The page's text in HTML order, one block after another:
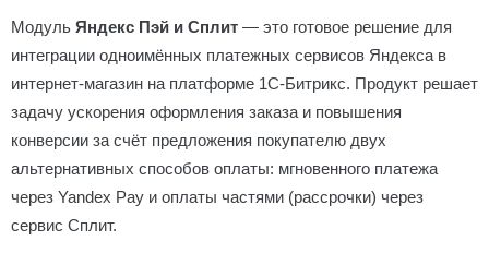
Модуль Яндекс Пэй и Сплит — это готовое решение для
интеграции одноимённых платежных сервисов Яндекса в
интернет-магазин на платформе 1С-Битрикс. Продукт решает
задачу ускорения оформления заказа и повышения
конверсии за счёт предложения покупателю двух
альтернативных способов оплаты: мгновенного платежа
через Yandex Pay и оплаты частями (рассрочки) через
сервис Сплит.